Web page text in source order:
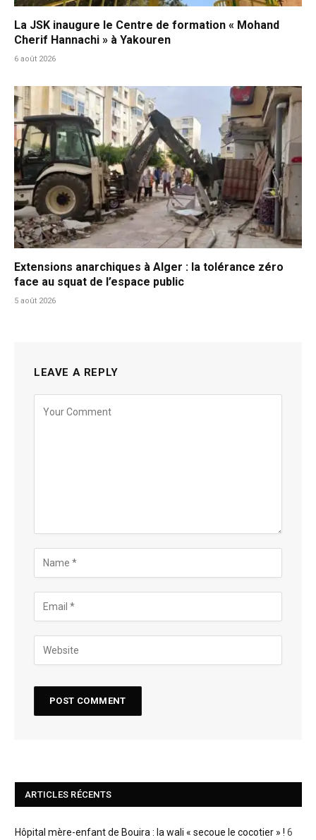
La JSK inaugure le Centre de formation « Mohand
Cherif Hannachi » à Yakouren
6 août 2026
Extensions anarchiques à Alger : la tolérance zéro
face au squat de l’espace public
5 août 2026
LEAVE A REPLY
ARTICLES RÉCENTS
Hôpital mère-enfant de Bouira : la wali « secoue le cocotier » ! 6